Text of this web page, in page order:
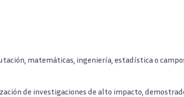
matemáticas, ingeniería, estadística o
de investigaciones de alto impacto,